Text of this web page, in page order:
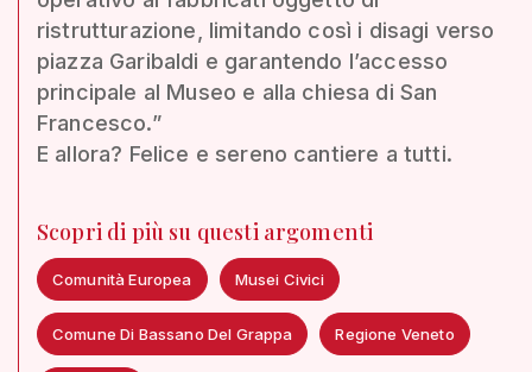
ristrutturazione, limitando così i disagi verso
piazza Garibaldi e garantendo l’accesso
principale al Museo e alla chiesa di San
Francesco.”
E allora? Felice e sereno cantiere a tutti.
Scopri di più su questi argomenti
Comunità Europea Musei Civici
Comune Di Bassano Del Grappa Regione Veneto